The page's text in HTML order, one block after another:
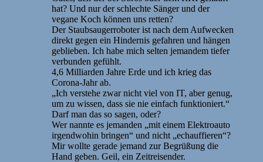
hat? Und nur der schlechte Sänger und der
vegane Koch können uns retten?
Der Staubsaugerroboter ist nach dem Aufwecken
direkt gegen ein Hindernis gefahren und hängen
geblieben. Ich habe mich selten jemandem tiefer
verbunden gefühlt.
4,6 Milliarden Jahre Erde und ich krieg das
Corona-Jahr ab.
„Ich verstehe zwar nicht viel von IT, aber genug,
um zu wissen, dass sie nie einfach funktioniert.“
Darf man das so sagen, oder?
Wer nannte es jemanden „mit einem Elektroauto
irgendwohin bringen“ und nicht „echauffieren“?
Mir wollte gerade jemand zur Begrüßung die
Hand geben. Geil, ein Zeitreisender.